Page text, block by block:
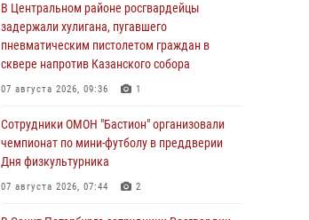
В Центральном районе росгвардейцы
задержали хулигана, пугавшего
пневматическим пистолетом граждан в
сквере напротив Казанского собора
07 августа 2026, 09:36 1
Сотрудники ОМОН "Бастион" организовали
чемпионат по мини-футболу в преддверии
Дня физкультурника
07 августа 2026, 07:44 2